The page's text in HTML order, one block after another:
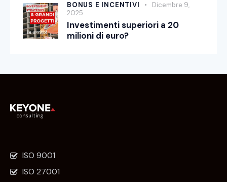
BONUS E INCENTIVI
Dicembre 9,
2025
Investimenti superiori a 20
milioni di euro?
ISO 9001
ISO 27001